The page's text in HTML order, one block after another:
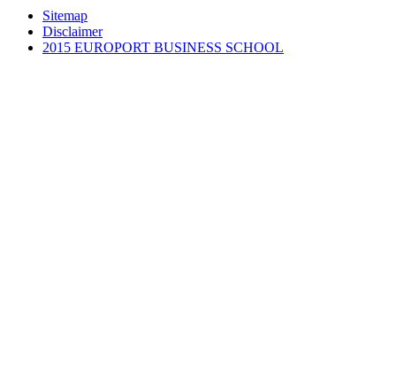
Sitemap
Disclaimer
2015 EUROPORT BUSINESS SCHOOL